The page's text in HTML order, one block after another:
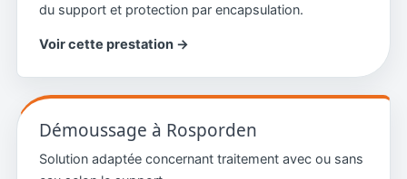
du support et protection par encapsulation.
Voir cette prestation →
Démoussage à Rosporden
Solution adaptée concernant traitement avec ou sans